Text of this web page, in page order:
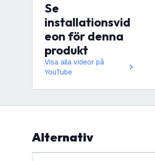
Se
installationsvid
eon för denna
produkt
Visa alla videor på
YouTube
Alternativ